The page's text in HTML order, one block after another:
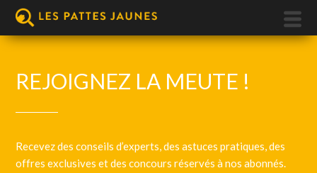
REJOIGNEZ LA MEUTE !
Recevez des conseils d’experts, des astuces pratiques, des
offres exclusives et des concours réservés à nos abonnés.